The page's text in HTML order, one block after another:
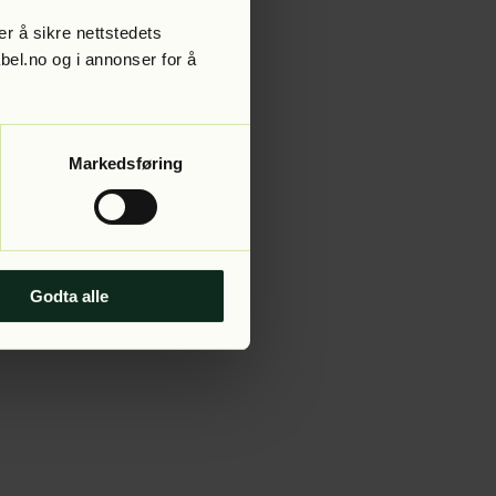
å sikre nettstedets
og i annonser for å
Markedsføring
Godta alle